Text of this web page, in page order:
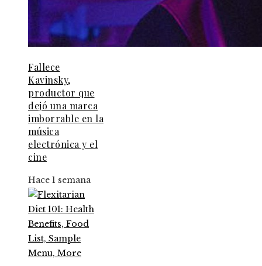
Fallece
Kavinsky,
productor que
dejó una marca
imborrable en la
música
electrónica y el
cine
Hace 1 semana